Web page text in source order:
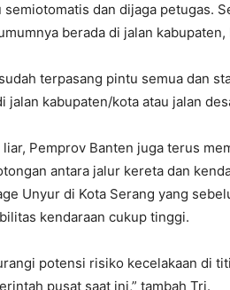
dan dijaga petugas.
berada di jalan
terpasang pintu semua dan
jalan kabupaten/kota atau jalan
Pemprov Banten juga terus
antara jalur kereta dan
Unyur di Kota Serang yang
kendaraan cukup tinggi.
potensi risiko kecelakaan di
pusat saat ini,” tambah Tri.